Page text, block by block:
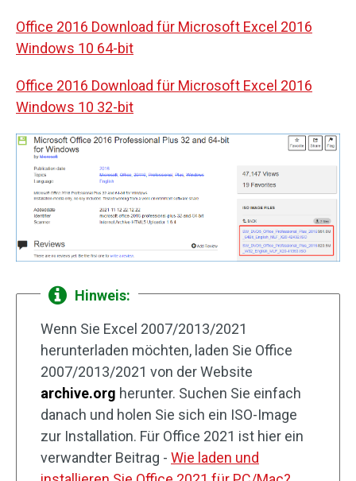
Office 2016 Download für Microsoft Excel 2016
Windows 10 64-bit
Office 2016 Download für Microsoft Excel 2016
Windows 10 32-bit
Hinweis:
Wenn Sie Excel 2007/2013/2021
herunterladen möchten, laden Sie Office
2007/2013/2021 von der Website
archive.org herunter. Suchen Sie einfach
danach und holen Sie sich ein ISO-Image
zur Installation. Für Office 2021 ist hier ein
verwandter Beitrag - Wie laden und